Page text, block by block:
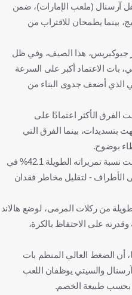
آرسنال (ملعب الإمارات)، ضمن
بينما يطمحان للاقتراب من
جيوكيريس، هذا الصيف، وفي ظل
بات الاعتماد أكبر على السرعة
الذي أضعف جدوى البناء من
الفرق الأكثر اعتمادًا على
أكثر من 30 خطأً انتهت بتسديدات، بينما الفرق التي
بوضوح.
واعتمد أرتيتا على الحارس رايا، الذي بلغت نسبة تمريراته الطويلة 42.1% في
الأطراف - لتقليل مخاطر فقدان
من ركلات المرمى، لوضع هالاند
على الاحتفاظ بالكرة،
أن الضغط العالي المنظم بات
والسيتي يوظفان اللعب
بحسب طبيعة الخصم.